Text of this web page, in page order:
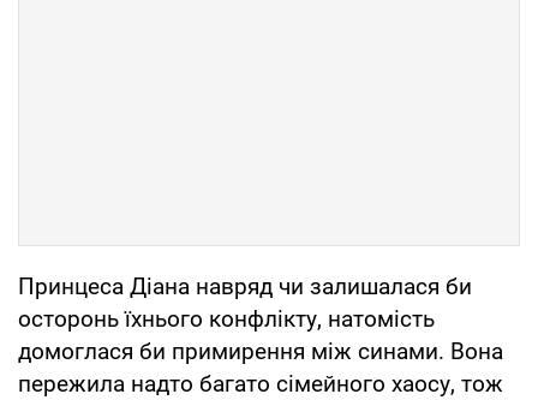
Принцеса Діана навряд чи залишалася би
осторонь їхнього конфлікту, натомість
домоглася би примирення між синами. Вона
пережила надто багато сімейного хаосу, тож